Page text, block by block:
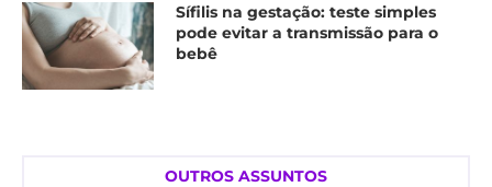
Sífilis na gestação: teste simples
pode evitar a transmissão para o
bebê
OUTROS ASSUNTOS